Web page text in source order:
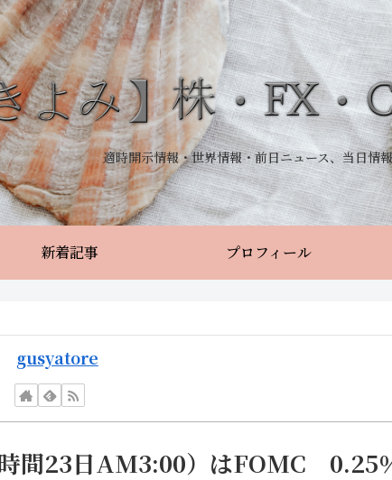
適時開示情報・世界情報・前日ニュース、当日情
新着記事 プロフィール
gusyatore
間23日AM3:00）はFOMC 0.25